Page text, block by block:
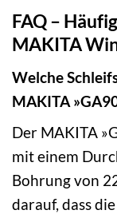
FAQ –
MAKITA
Welche
MAKITA
Der MAKITA
mit einem
Bohrung von
darauf, dass